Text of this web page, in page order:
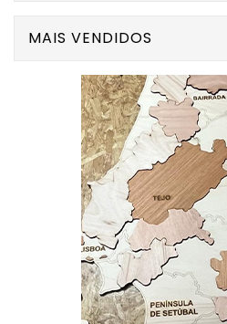
MAIS VENDIDOS